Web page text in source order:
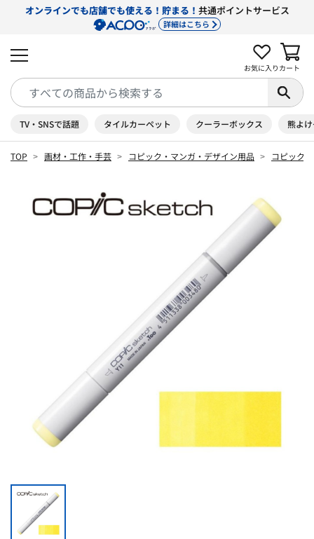
オンラインでも店舗でも使える！貯まる！ 共通ポイントサービス
詳細はこちら
お気に入り カート
TV・SNSで話題 タイルカーペット クーラーボックス 熊よ
TOP 画材・工作・手芸 コピック・マンガ・デザイン用品 コピック